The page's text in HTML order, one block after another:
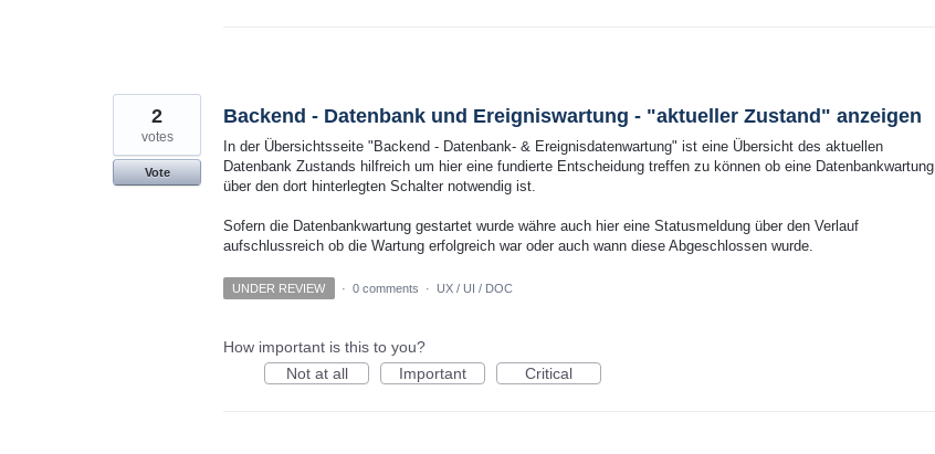
Backend - Datenbank und Ereigniswartung - "aktueller Zustand" anzeigen
In der Übersichtsseite "Backend - Datenbank- & Ereignisdatenwartung" ist eine Übersicht des aktuellen
Datenbank Zustands hilfreich um hier eine fundierte Entscheidung treffen zu können ob eine Datenbankwartung
über den dort hinterlegten Schalter notwendig ist.
Sofern die Datenbankwartung gestartet wurde währe auch hier eine Statusmeldung über den Verlauf
aufschlussreich ob die Wartung erfolgreich war oder auch wann diese Abgeschlossen wurde.
2
votes
Vote
UNDER REVIEW · 0 comments · UX / UI / DOC
How important is this to you?
Not at all
Important Critical